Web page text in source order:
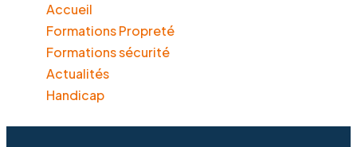
Accueil
Formations Propreté
Formations sécurité
Actualités
Handicap